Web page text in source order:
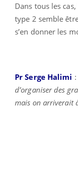
Dans tous les
type 2 semble
s’en donner les
Pr Serge Halimi
d’organiser des
mais on arriverait